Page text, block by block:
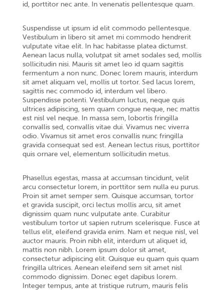
id, porttitor nec ante. In venenatis pellentesque quam.
Suspendisse ut ipsum id elit commodo pellentesque.
Vestibulum in libero sit amet mi commodo hendrerit
vulputate vitae elit. In hac habitasse platea dictumst.
Aenean lacus nulla, volutpat sit amet sodales sed, mollis
sollicitudin nisi. Mauris sit amet leo id quam sagittis
fermentum a non nunc. Donec lorem mauris, interdum
sit amet aliquam vel, mollis ut tortor. Sed lacus lorem,
sagittis nec commodo id, interdum vel libero.
Suspendisse potenti. Vestibulum luctus, neque quis
ultrices adipiscing, sem quam congue neque, nec mattis
est nisl vel neque. In massa sem, lobortis fringilla
convallis sed, convallis vitae dui. Vivamus nec viverra
odio. Vivamus sit amet eros convallis nunc fringilla
gravida consequat sed est. Aenean lectus risus, porttitor
quis ornare vel, elementum sollicitudin metus.
Phasellus egestas, massa at accumsan tincidunt, velit
arcu consectetur lorem, in porttitor sem nulla eu purus.
Proin sit amet semper sem. Quisque accumsan, tortor
et gravida suscipit, orci lectus mollis arcu, sit amet
dignissim quam nunc vulputate ante. Curabitur
vestibulum tortor ut sapien rutrum scelerisque. Fusce at
tellus elit, eleifend gravida enim. Nam et neque nisl, vel
auctor mauris. Proin nibh elit, interdum ut aliquet id,
mattis non nibh. Lorem ipsum dolor sit amet,
consectetur adipiscing elit. Quisque eu quam quis quam
fringilla ultrices. Aenean eleifend sem sit amet nisl
commodo dignissim. Donec eget dapibus lorem.
Integer tempus, ante at tristique rutrum, mauris felis